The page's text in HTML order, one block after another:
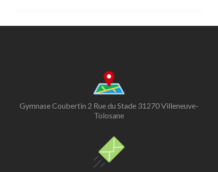
Gymnase Coubertin 2 Rue du Stade 31270 Villeneuve-
Tolosane